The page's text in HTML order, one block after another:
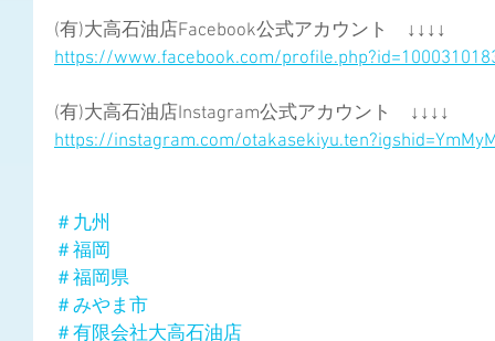
(有)大高石油店Facebook公式アカウント　↓↓↓↓
https://www.facebook.com/
(有)大高石油店Instagram公式アカウント　↓↓↓↓
https://instagram.com/
＃九州
＃福岡
＃福岡県
＃みやま市
＃有限会社大高石油店